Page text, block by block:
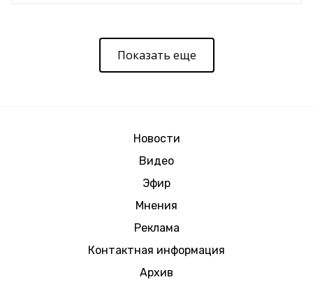
Показать еще
Новости
Видео
Эфир
Мнения
Реклама
Контактная информация
Архив